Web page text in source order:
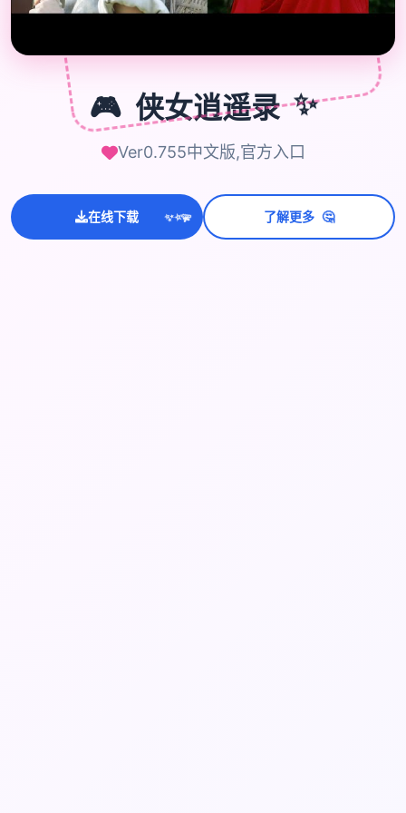
🎮
🎮 侠女逍遥录 ✨
Ver0.755中文版,官方入口
在线下载 ✨⭐💫 了解更多 🤔